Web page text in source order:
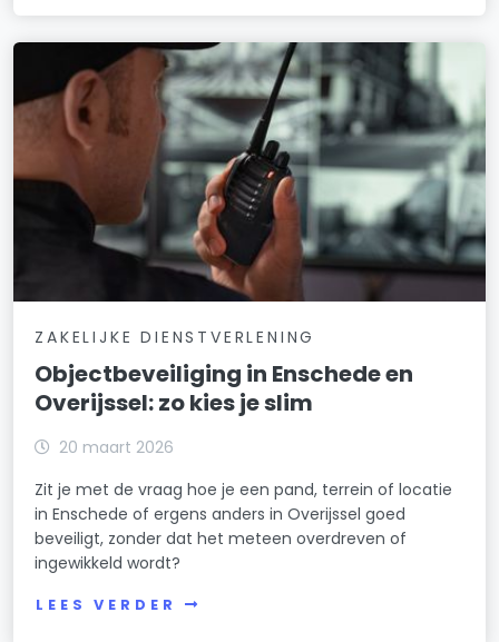
ZAKELIJKE DIENSTVERLENING
Objectbeveiliging in Enschede en
Overijssel: zo kies je slim
20 maart 2026
Zit je met de vraag hoe je een pand, terrein of locatie
in Enschede of ergens anders in Overijssel goed
beveiligt, zonder dat het meteen overdreven of
ingewikkeld wordt?
LEES VERDER